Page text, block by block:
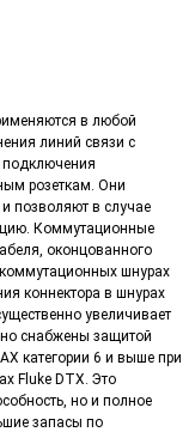
в любой
линий связи с
розеткам. Они
позволяют в случае
Коммутационные
оконцованного
шнурах
коннектора в шнурах
увеличивает
снабжены защитой
категории 6 и выше при
Fluke DTX. Это
но и полное
запасы по